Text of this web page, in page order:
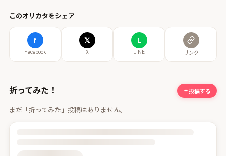
このオリカタをシェア
f
Facebook
𝕏
X
L
LINE リンク
折ってみた！ 投稿する
まだ「折ってみた」投稿はありません。
投稿詳細を読み込んでいます